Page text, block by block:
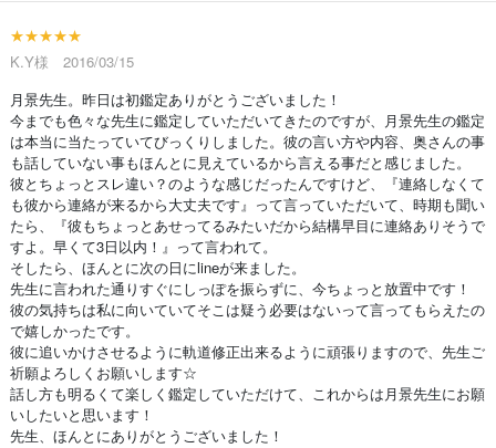
★★★★★
K.Y様 2016/03/15
月景先生。昨日は初鑑定ありがとうございました！
今までも色々な先生に鑑定していただいてきたのですが、月景先生の鑑定
は本当に当たっていてびっくりしました。彼の言い方や内容、奥さんの事
も話していない事もほんとに見えているから言える事だと感じました。
彼とちょっとスレ違い？のような感じだったんですけど、『連絡しなくて
も彼から連絡が来るから大丈夫です』って言っていただいて、時期も聞い
たら、『彼もちょっとあせってるみたいだから結構早目に連絡ありそうで
すよ。早くて3日以内！』って言われて。
そしたら、ほんとに次の日にlineが来ました。
先生に言われた通りすぐにしっぽを振らずに、今ちょっと放置中です！
彼の気持ちは私に向いていてそこは疑う必要はないって言ってもらえたの
で嬉しかったです。
彼に追いかけさせるように軌道修正出来るように頑張りますので、先生ご
祈願よろしくお願いします☆
話し方も明るくて楽しく鑑定していただけて、これからは月景先生にお願
いしたいと思います！
先生、ほんとにありがとうございました！